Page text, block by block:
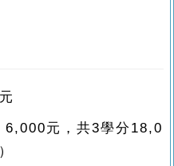
元，共3學分18,0